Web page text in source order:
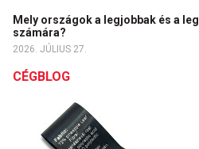
Mely országok a legjobbak és a
számára?
2026. JÚLIUS 27.
CÉGBLOG